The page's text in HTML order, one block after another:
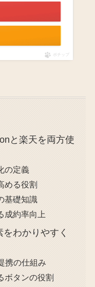
ポチップ
と楽天を両方使
の定義
める役割
基礎知識
成約率向上
わかりやすく
携の仕組み
ボタンの役割